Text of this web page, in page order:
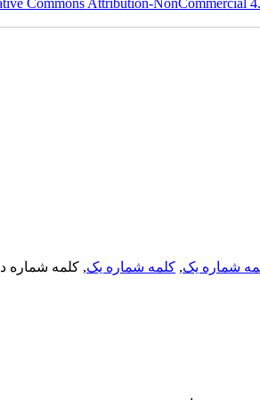
Commons Attribution-NonCommercial
شماره یک, کلمه شماره یک, کلمه شماره